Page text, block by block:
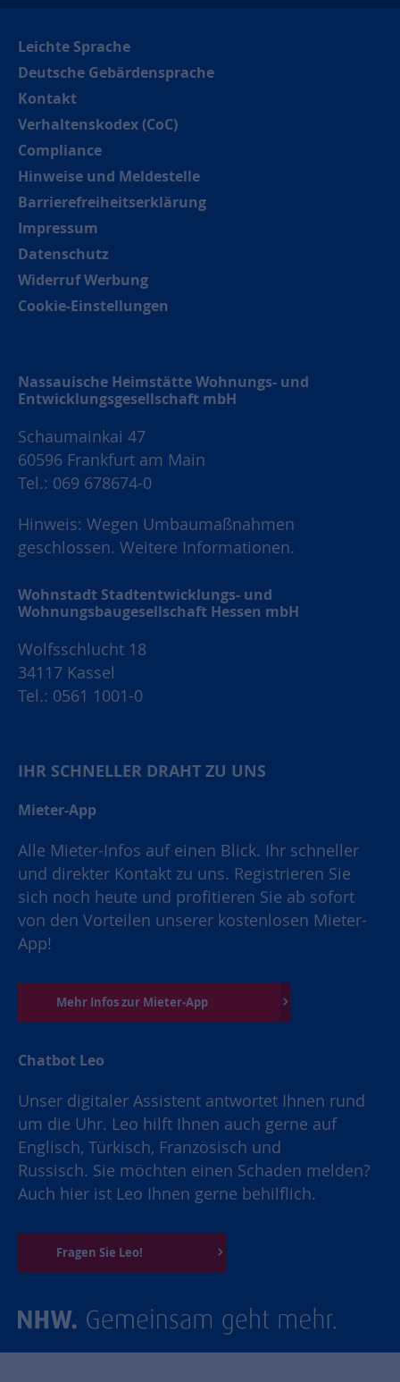
Leichte Sprache
Deutsche Gebärdensprache
Kontakt
Verhaltenskodex (CoC)
Compliance
Hinweise und Meldestelle
Barrierefreiheitserklärung
Impressum
Datenschutz
Widerruf Werbung
Cookie-Einstellungen
Nassauische Heimstätte Wohnungs- und
Entwicklungsgesellschaft mbH
Schaumainkai 47
60596 Frankfurt am Main
Tel.: 069 678674-0
Hinweis: Wegen Umbaumaßnahmen
geschlossen. Weitere Informationen.
Wohnstadt Stadtentwicklungs- und
Wohnungsbaugesellschaft Hessen mbH
Wolfsschlucht 18
34117 Kassel
Tel.: 0561 1001-0
IHR SCHNELLER DRAHT ZU UNS
Mieter-App
Alle Mieter-Infos auf einen Blick. Ihr schneller
und direkter Kontakt zu uns. Registrieren Sie
sich noch heute und profitieren Sie ab sofort
von den Vorteilen unserer kostenlosen Mieter-
App!
Mehr Infos zur Mieter-App
Chatbot Leo
Unser digitaler Assistent antwortet Ihnen rund
um die Uhr. Leo hilft Ihnen auch gerne auf
Englisch, Türkisch, Französisch und
Russisch. Sie möchten einen Schaden melden?
Auch hier ist Leo Ihnen gerne behilflich.
Fragen Sie Leo!